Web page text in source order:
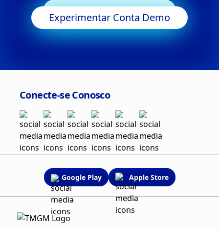
Começar a Negociar
Experimentar Conta Demo
Conecte-se Conosco
Google Play Apple Store